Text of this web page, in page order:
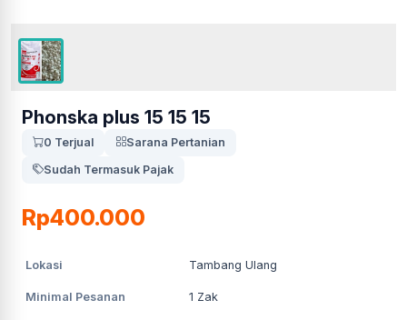
Phonska plus 15 15 15
0 Terjual
Sarana Pertanian
Sudah Termasuk Pajak
Rp400.000
Lokasi Tambang Ulang
Minimal Pesanan 1 Zak